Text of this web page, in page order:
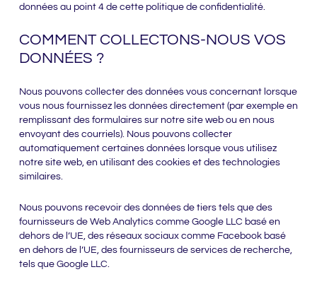
données au point 4 de cette politique de confidentialité.
COMMENT COLLECTONS-NOUS VOS
DONNÉES ?
Nous pouvons collecter des données vous concernant lorsque
vous nous fournissez les données directement (par exemple en
remplissant des formulaires sur notre site web ou en nous
envoyant des courriels). Nous pouvons collecter
automatiquement certaines données lorsque vous utilisez
notre site web, en utilisant des cookies et des technologies
similaires.
Nous pouvons recevoir des données de tiers tels que des
fournisseurs de Web Analytics comme Google LLC basé en
dehors de l’UE, des réseaux sociaux comme Facebook basé
en dehors de l’UE, des fournisseurs de services de recherche,
tels que Google LLC.